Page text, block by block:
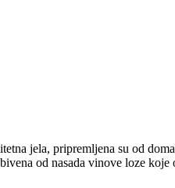
jela, pripremljena su od
od nasada vinove loze